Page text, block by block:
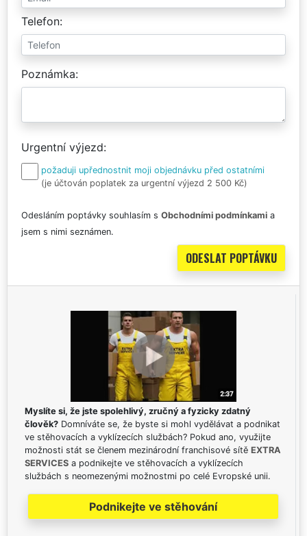
Telefon
Poznámka
Urgentní výjezd
požaduji upřednostnit moji objednávku před ostatními
(je účtován poplatek za urgentní výjezd 2 500 Kč)
Odesláním poptávky souhlasím s Obchodními podmínkami a
jsem s nimi seznámen.
Myslíte si, že jste spolehlivý, zručný a fyzicky zdatný
člověk? Domníváte se, že byste si mohl vydělávat a podnikat
ve stěhovacích a vyklízecích službách? Pokud ano, využijte
možnosti stát se členem mezinárodní franchisové sítě EXTRA
SERVICES a podnikejte ve stěhovacích a vyklízecích
službách s neomezenými možnostmi po celé Evropské unii.
Podnikejte ve stěhování